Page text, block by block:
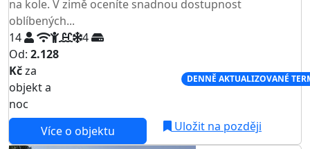
na kole. V zimě oceníte snadnou dostupnost
oblíbených...
14
4
Od: 2.128
Kčza
objekt a
noc
DENNĚ AKTUALIZOVANÉ
Více o objektu Uložit na později